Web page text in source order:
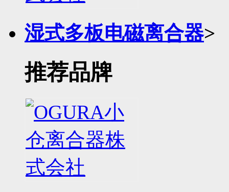
湿式多板电磁离合器>
推荐品牌